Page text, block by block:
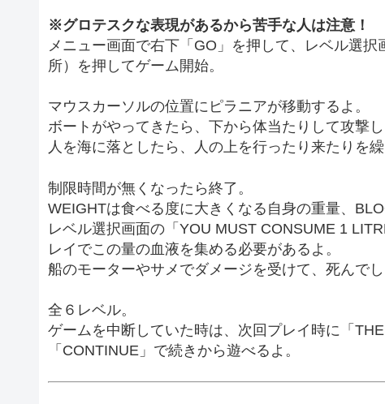
※グロテスクな表現があるから苦手な人は注意！
メニュー画面で右下「GO」を押して、レベル選
所）を押してゲーム開始。
マウスカーソルの位置にピラニアが移動するよ。
ボートがやってきたら、下から体当たりして攻撃し
人を海に落としたら、人の上を行ったり来たりを
制限時間が無くなったら終了。
WEIGHTは食べる度に大きくなる自身の重量、
レベル選択画面の「YOU MUST CONSUME 1
レイでこの量の血液を集める必要があるよ。
船のモーターやサメでダメージを受けて、死んで
全６レベル。
ゲームを中断していた時は、次回プレイ時に「
「CONTINUE」で続きから遊べるよ。